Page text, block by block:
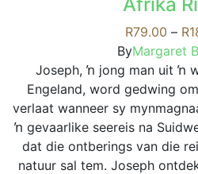
be
chosen
on
the
product
page
R79.00 – R
ByMargaret
Joseph, ŉ jong man uit ŉ
Engeland, word gedwing
verlaat wanneer sy
ŉ gevaarlike seereis na
dat die ontberings van die
natuur sal tem. Joseph